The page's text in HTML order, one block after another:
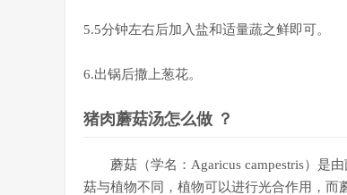
5.5分钟左右后加入盐和适量蔬之鲜即可。
6.出锅后撒上葱花。
猪肉蘑菇汤怎么做 ？
蘑菇（学名：Agaricus campestris）是
菇与植物不同，植物可以进行光合作用，